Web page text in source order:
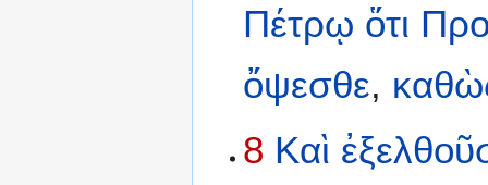
Πέτρῳ ὅτι
ὄψεσθε,
8 Καὶ